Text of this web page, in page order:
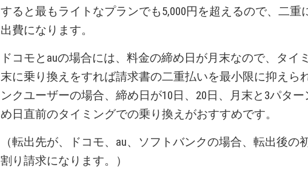
すると最もライトなプランでも5,000円を超えるので、二重
出費になります。
ドコモとauの場合には、料金の締め日が月末なので、タイ
末に乗り換えをすれば請求書の二重払いを最小限に抑えら
ンクユーザーの場合、締め日が10日、20日、月末と3パタ
め日直前のタイミングでの乗り換えがおすすめです。
（転出先が、ドコモ、au、ソフトバンクの場合、転出後の
割り請求になります。）